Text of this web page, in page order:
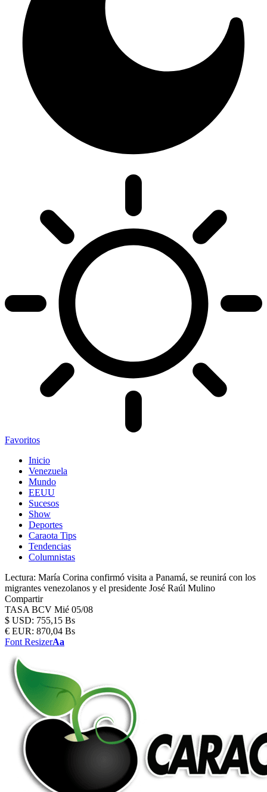
Favoritos
Inicio
Venezuela
Mundo
EEUU
Sucesos
Show
Deportes
Caraota Tips
Tendencias
Columnistas
Lectura: María Corina confirmó visita a Panamá, se reunirá con los
migrantes venezolanos y el presidente José Raúl Mulino
Compartir
TASA BCV Mié 05/08
$ USD: 755,15 Bs
€ EUR: 870,04 Bs
Font ResizerAa